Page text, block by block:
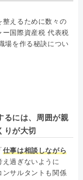
整えるために数々の
ー国際資産税 代表税
場を作る秘訣につい
るには、周囲が親
りが大切
仕事は相談しながら
え過ぎないように
ンサルタントも関係